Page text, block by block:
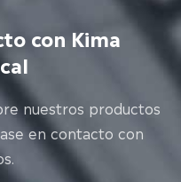
con Kima
nuestros productos
en contacto con